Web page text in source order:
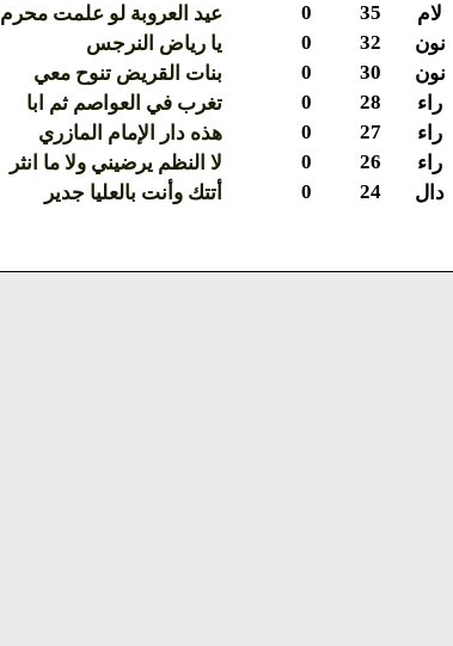
لام 35
0 عيد العروبة لو علمت محرم
نون 32
0 يا رياض النرجس
نون 30
0 بنات القريض تنوح معي
راء 28
0 تغرب في العواصم ثم ابا
راء 27
0 هذه دار الإمام المازري
راء 26
0 لا النظم يرضيني ولا ما انثر
دال 24
0 أتتك وأنت بالعليا جدير